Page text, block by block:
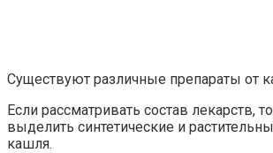
Существуют различные препараты от
Если рассматривать состав лекарств,
выделить синтетические и
кашля.